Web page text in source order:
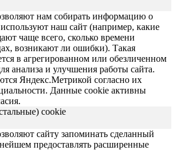
нам собирать информацию о
наш сайт (например, какие
чаще всего, сколько времени
возникают ли ошибки). Такая
в агрегированном или обезличенном
анализа и улучшения работы сайта.
Яндекс.Метрикой согласно их
Данные cookie активны
cookie
сайту запоминать сделанный
предоставлять расширенные